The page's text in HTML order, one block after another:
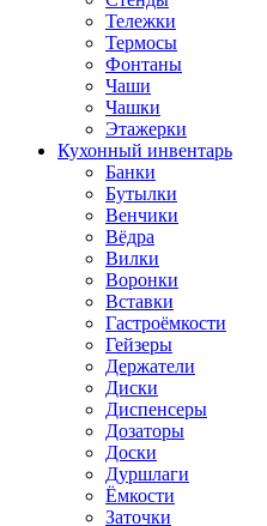
Тележки
Термосы
Фонтаны
Чаши
Чашки
Этажерки
Кухонный инвентарь
Банки
Бутылки
Венчики
Вёдра
Вилки
Воронки
Вставки
Гастроёмкости
Гейзеры
Держатели
Диски
Диспенсеры
Дозаторы
Доски
Дуршлаги
Ёмкости
Заточки